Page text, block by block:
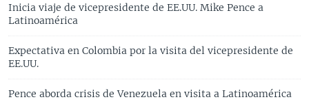
Inicia viaje de vicepresidente de EE.UU. Mike Pence a
Latinoamérica
Expectativa en Colombia por la visita del vicepresidente de
EE.UU.
Pence aborda crisis de Venezuela en visita a Latinoamérica